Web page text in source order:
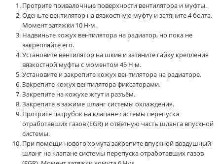
Протрите привалочные поверхности вентилятора и муфты.
Оденьте вентилятор на вязкостную муфту и затяните 4 болта.
Момент затяжки 10 Н·м.
Надвиньте кожух вентилятора на радиатор, но пока не
закрепляйте его.
Установите вентилятор на шкив и затяните гайку крепления
вязкостной муфты с моментом 45 Н·м.
Установите и закрепите кожух вентилятора на радиаторе.
Закрепите кожух вентилятора фиксаторами.
Закрепите на кожухе жгут и разъём.
Закрепите в зажиме шланг системы охлаждения.
Протрите патрубок на клапане системы перепуска
отработавших газов (EGR) и ответную часть шланга впускной
системы.
При помощи нового хомута закрепите впускной воздушный
шланг на клапане системы перепуска отработавших газов